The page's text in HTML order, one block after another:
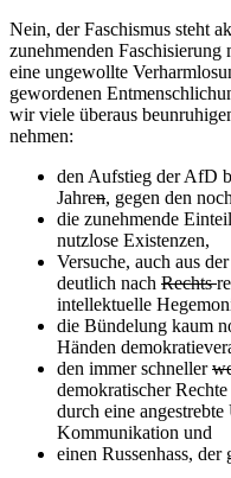
Nein, der Faschismus steht
zunehmenden
eine ungewollte
gewordenen
wir viele überaus
nehmen:
den Aufstieg der AfD
Jahren, gegen den
die zunehmende
nutzlose Existenzen,
Versuche, auch aus
deutlich nach Rechts
intellektuelle
die Bündelung kaum
Händen
den immer schneller
demokratischer
durch eine
Kommunikation und
einen Russenhass,